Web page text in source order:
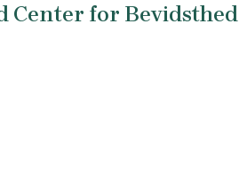
Center for Bevidsthed